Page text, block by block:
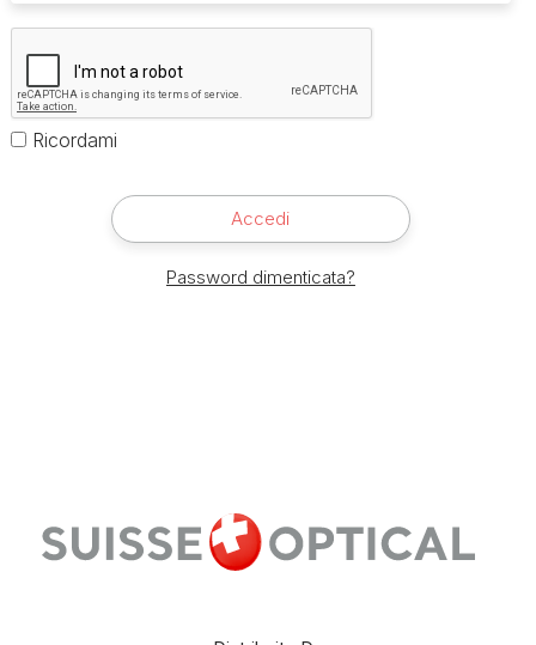
Ricordami
Accedi
Password dimenticata?